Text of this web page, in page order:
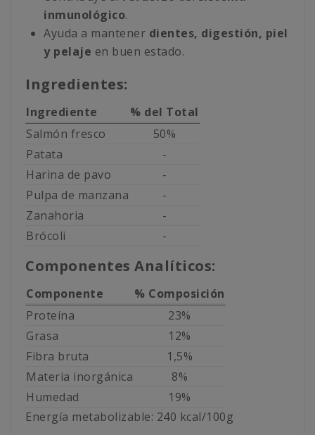
inmunológico.
Ayuda a mantener dientes, digestión, piel
y pelaje en buen estado.
Ingredientes:
Ingrediente
% del Total
Salmón fresco
50%
Patata
-
Harina de pavo
-
Pulpa de manzana
-
Zanahoria
-
Brócoli
-
Componentes Analíticos:
Componente
% Composición
Proteína
23%
Grasa
12%
Fibra bruta
1,5%
Materia inorgánica
8%
Humedad
19%
Energía metabolizable: 240 kcal/100g